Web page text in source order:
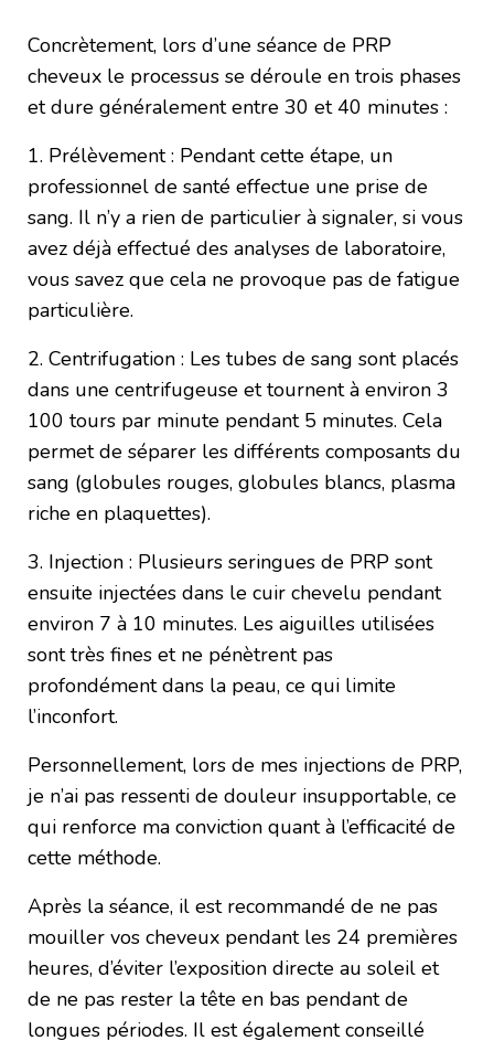
Concrètement, lors d’une séance de PRP
cheveux le processus se déroule en trois phases
et dure généralement entre 30 et 40 minutes :
1. Prélèvement : Pendant cette étape, un
professionnel de santé effectue une prise de
sang. Il n’y a rien de particulier à signaler, si vous
avez déjà effectué des analyses de laboratoire,
vous savez que cela ne provoque pas de fatigue
particulière.
2. Centrifugation : Les tubes de sang sont placés
dans une centrifugeuse et tournent à environ 3
100 tours par minute pendant 5 minutes. Cela
permet de séparer les différents composants du
sang (globules rouges, globules blancs, plasma
riche en plaquettes).
3. Injection : Plusieurs seringues de PRP sont
ensuite injectées dans le cuir chevelu pendant
environ 7 à 10 minutes. Les aiguilles utilisées
sont très fines et ne pénètrent pas
profondément dans la peau, ce qui limite
l’inconfort.
Personnellement, lors de mes injections de PRP,
je n’ai pas ressenti de douleur insupportable, ce
qui renforce ma conviction quant à l’efficacité de
cette méthode.
Après la séance, il est recommandé de ne pas
mouiller vos cheveux pendant les 24 premières
heures, d’éviter l’exposition directe au soleil et
de ne pas rester la tête en bas pendant de
longues périodes. Il est également conseillé